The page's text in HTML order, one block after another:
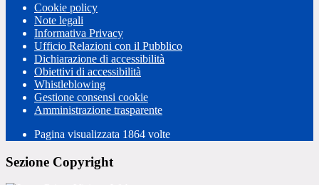
Cookie policy
Note legali
Informativa Privacy
Ufficio Relazioni con il Pubblico
Dichiarazione di accessibilità
Obiettivi di accessibilità
Whistleblowing
Gestione consensi cookie
Amministrazione trasparente
Pagina visualizzata 1864 volte
Sezione Copyright